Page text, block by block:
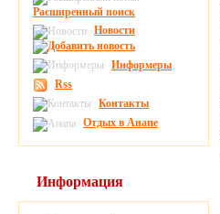
Расширенный поиск
Новости
Информеры
Rss
Контакты
Отдых в Анапе
Информация